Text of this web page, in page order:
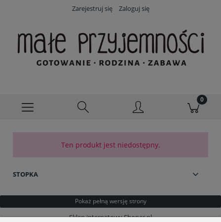
Zarejestruj się Zaloguj się
Ten produkt jest niedostępny.
STOPKA
Pokaż pełną wersję strony
Sklep internetowy Shoper.pl